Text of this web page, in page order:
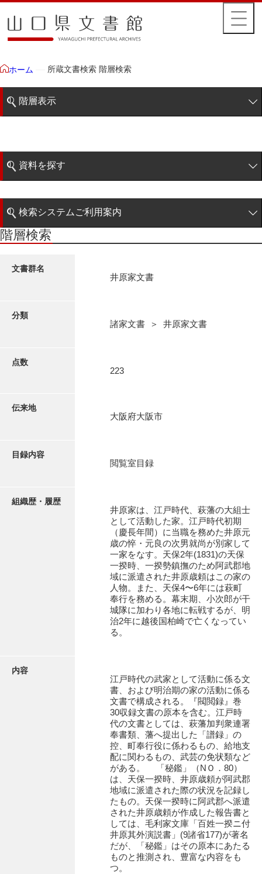
ホーム 所蔵文書検索 階層検索
階層表示
藩政文書
特定歴史公文書
諸家文書
荒瀬家文書（防府市）
阿武家文書（山口市）
阿武家文書（美祢市）
阿武家文書(美祢市２)
阿武孝太郎文書
池田邦夫所蔵文書
石井丈若撮影写真
石川卓美文庫
石田家文書（徳山市）
石田家文書（山口市）
資料を探す
階層検索
近代刊行写真帳類
検索システムご利用案内
検索システムの利用について
更新履歴
階層検索
文書群名
井原家文書
分類
諸家文書 ＞ 井原家文書
点数
223
伝来地
大阪府大阪市
目録内容
閲覧室目録
組織歴・履歴
井原家は、江戸時代、萩藩の大組士
として活動した家。江戸時代初期
（慶長年間）に当職を務めた井原元
歳の悴・元良の次男就尚が別家して
一家をなす。天保2年(1831)の天保
一揆時、一揆勢鎮撫のため阿武郡地
域に派遣された井原歳頼はこの家の
人物。また、天保4〜6年には萩町
奉行を務める。幕末期、小次郎が干
城隊に加わり各地に転戦するが、明
治2年に越後国柏崎で亡くなってい
る。
内容
江戸時代の武家として活動に係る文
書、および明治期の家の活動に係る
文書で構成される。『閥閲録』巻
30収録文書の原本を含む。江戸時
代の文書としては、萩藩加判衆連署
奉書類、藩へ提出した「譜録」の
控、町奉行役に係わるもの、給地支
配に関わるもの、武芸の免状類など
がある。 「秘鑑」（NＯ．80）
は、天保一揆時、井原歳頼が阿武郡
地域に派遣された際の状況を記録し
たもの。天保一揆時に阿武郡へ派遣
された井原歳頼が作成した報告書と
しては、毛利家文庫「百姓一揆ニ付
井原其外演説書」(9諸省177)が著名
だが、「秘鑑」はその原本にあたる
ものと推測され、豊富な内容をも
つ。